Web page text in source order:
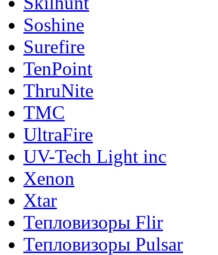
Soshine
Surefire
TenPoint
ThruNite
TMC
UltraFire
UV-Tech Light inc
Xenon
Xtar
Тепловизоры Flir
Тепловизоры Pulsar